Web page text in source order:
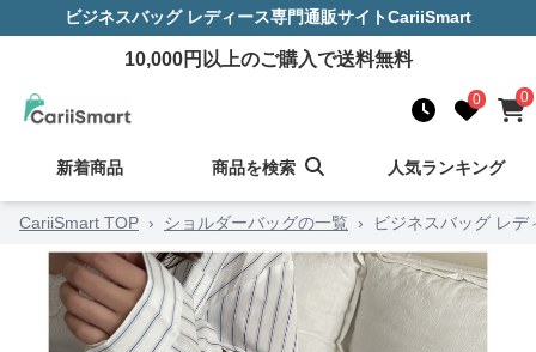
ビジネスバッグ レディース専門通販サイトCariiSmart
10,000円以上のご購入で送料無料
0 0
新着商品 商品を検索 人気ランキング
CariiSmart TOP › ショルダーバッグの一覧 › ビジネスバッグ レ